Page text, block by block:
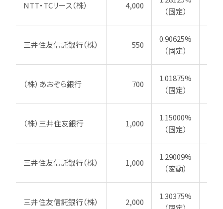
NTT・TCリース（株） 4,000
（固定）
三井住友信託銀行（株） 550
0.90625%
（固定）
（株）あおぞら銀行 700
1.01875%
（固定）
（株）三井住友銀行 1,000
1.15000%
（固定）
三井住友信託銀行（株） 1,000
1.29009%
（変動）
三井住友信託銀行（株） 2,000
1.30375%